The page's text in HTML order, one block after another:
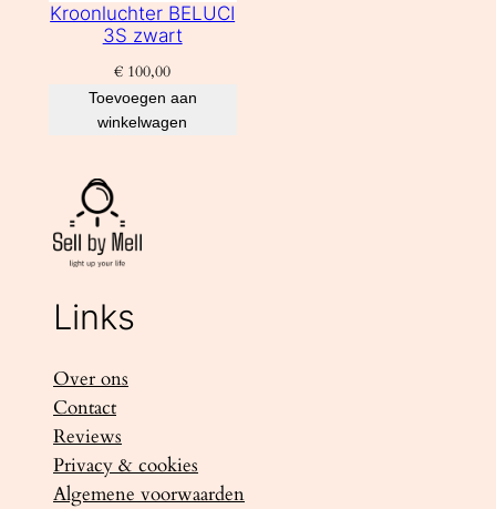
Kroonluchter BELUCI
3S zwart
€ 100,00
Toevoegen aan
winkelwagen
Links
Over ons
Contact
Reviews
Privacy & cookies
Algemene voorwaarden